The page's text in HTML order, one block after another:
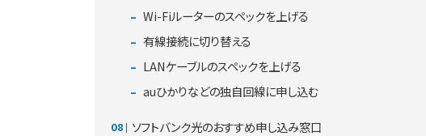
Wi-Fiルーターのスペックを上げる
有線接続に切り替える
LANケーブルのスペックを上げる
auひかりなどの独自回線に申し込む
ソフトバンク光のおすすめ申し込み窓口